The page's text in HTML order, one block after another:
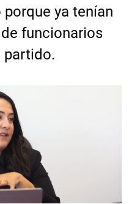
ya tenían
funcionarios
partido.